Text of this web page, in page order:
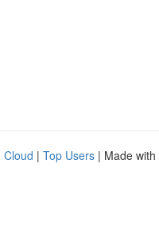
Cloud | Top Users | Made with